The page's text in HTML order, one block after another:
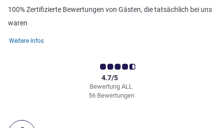
100% Zertifizierte Bewertungen von Gästen, die tatsächlich bei uns
waren
Weitere Infos
Bewertung ALL
4.7/5
56 Bewertungen